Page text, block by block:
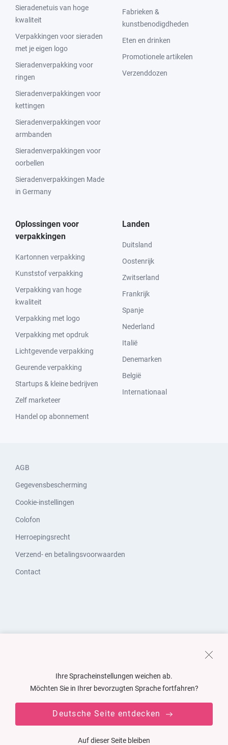
Sieradenetuis van hoge
kwaliteit
Verpakkingen voor sieraden
met je eigen logo
Sieradenverpakking voor
ringen
Sieradenverpakkingen voor
kettingen
Sieradenverpakkingen voor
armbanden
Sieradenverpakkingen voor
oorbellen
Sieradenverpakkingen Made
in Germany
Fabrieken &
kunstbenodigdheden
Eten en drinken
Promotionele artikelen
Verzenddozen
Oplossingen voor
verpakkingen
Kartonnen verpakking
Kunststof verpakking
Verpakking van hoge
kwaliteit
Verpakking met logo
Verpakking met opdruk
Lichtgevende verpakking
Geurende verpakking
Startups & kleine bedrijven
Zelf marketeer
Handel op abonnement
Landen
Duitsland
Oostenrijk
Zwitserland
Frankrijk
Spanje
Nederland
Italië
Denemarken
België
Internationaal
AGB
Gegevensbescherming
Cookie-instellingen
Colofon
Herroepingsrecht
Verzend- en betalingsvoorwaarden
Contact
Ihre Spracheinstellungen weichen ab.
Möchten Sie in Ihrer bevorzugten Sprache fortfahren?
Deutsche Seite entdecken
Auf dieser Seite bleiben